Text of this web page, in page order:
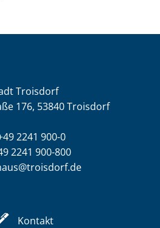
Troisdorf
176, 53840 Troisdorf
2241 900-0
2241 900-800
Kontakt